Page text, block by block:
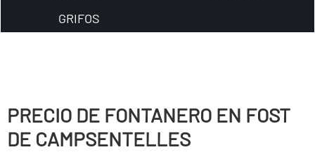
GRIFOS
PRECIO DE FONTANERO EN FOST
DE CAMPSENTELLES